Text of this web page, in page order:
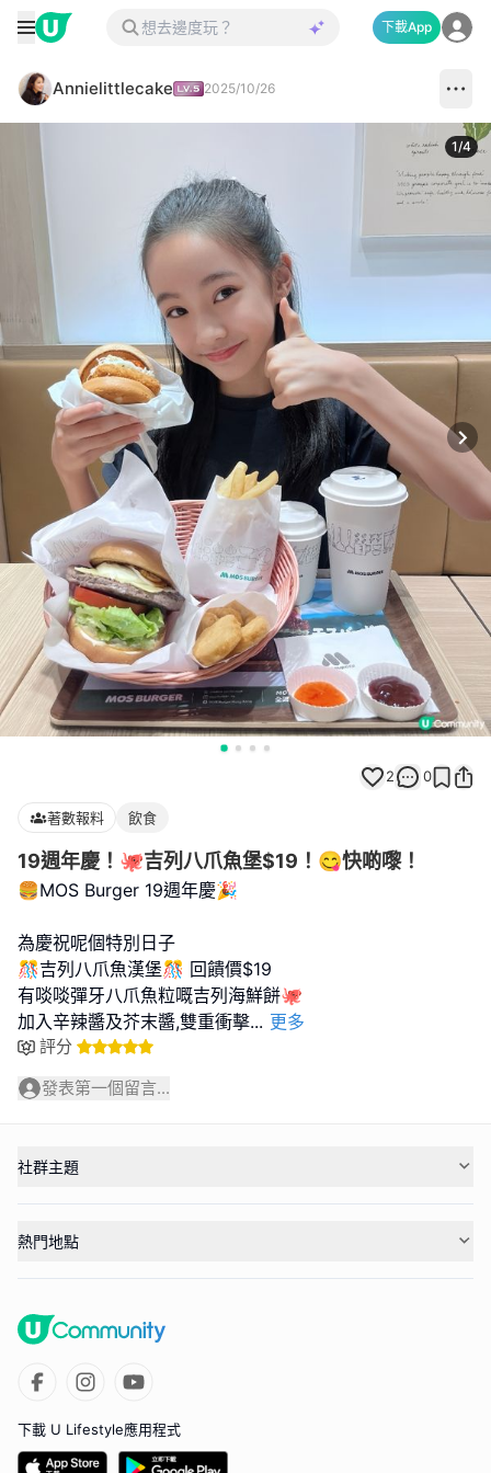
下載App
Annielittlecake 2025/10/26
1/4
2 0
著數報料 飲食
19週年慶！🐙吉列八爪魚堡$19！😋快啲嚟！
🍔MOS Burger 19週年慶🎉
為慶祝呢個特別日子
🎊吉列八爪魚漢堡🎊 回饋價$19
有啖啖彈牙八爪魚粒嘅吉列海鮮餅🐙
加入辛辣醬及芥末醬,雙重衝擊... 更多
評分
發表第一個留言...
社群主題
熱門地點
下載 U Lifestyle應用程式